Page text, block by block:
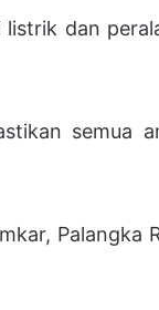
listrik dan
semua
Palangka